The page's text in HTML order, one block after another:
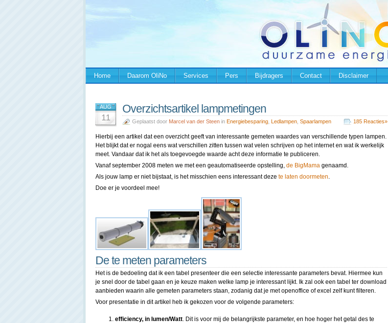
Home Daarom OliNo Services Pers Bijdragers Contact Disclaimer
AUG
11
Overzichtsartikel lampmetingen
Geplaatst door Marcel van der Steen in Energiebesparing Ledlampen Spaarlampen 185 Reacties»
Hierbij een artikel dat een overzicht geeft van interessante gemeten waardes van verschillende typen lampen.
Het blijkt dat er nogal eens wat verschillen zitten tussen wat velen schrijven op het internet en wat ik werkelijk
meet. Vandaar dat ik het als toegevoegde waarde acht deze informatie te publiceren.
Vanaf september 2008 meten we met een geautomatiseerde opstelling, de BigMama genaamd.
Als jouw lamp er niet bijstaat, is het misschien eens interessant deze te laten doormeten.
Doe er je voordeel mee!
De te meten parameters
Het is de bedoeling dat ik een tabel presenteer die een selectie interessante parameters bevat. Hiermee kun
je snel door de tabel gaan en je keuze maken welke lamp je interessant lijkt. Ik zal ook een tabel ter download
aanbieden waarin alle gemeten parameters staan, zodanig dat je met openoffice of excel zelf kunt filteren.
Voor presentatie in dit artikel heb ik gekozen voor de volgende parameters:
efficiency, in lumen/Watt. Dit is voor mij de belangrijkste parameter, en hoe hoger het getal des te